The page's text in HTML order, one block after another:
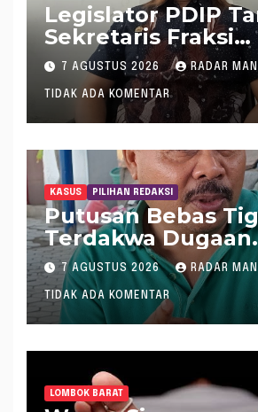
Legislator PDIP
Sekretaris Fraksi
Demokrat : WTP
Tameng Menolak
Dana Pergeseran
484 Miliar
7 AGUSTUS 2026 RADAR
TIDAK ADA KOMENTAR
KASUS PILIHAN REDAKSI
Putusan Bebas
Terdakwa Dugaan
Gratifikasi Dana
DPRD NTB,
Sebut Putusan
Aneh dan Ganjil,
Lapor Hakim
Mataram ke MA
7 AGUSTUS 2026 RADAR
TIDAK ADA KOMENTAR
LOMBOK BARAT